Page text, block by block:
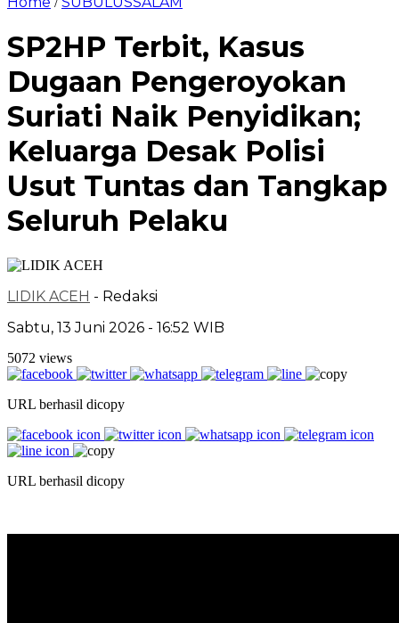
SP2HP Terbit, Kasus
Dugaan Pengeroyokan
Suriati Naik Penyidikan;
Keluarga Desak Polisi
Usut Tuntas dan Tangkap
Seluruh Pelaku
LIDIK ACEH - Redaksi
Sabtu, 13 Juni 2026 - 16:52 WIB
5072 views
URL berhasil dicopy
URL berhasil dicopy